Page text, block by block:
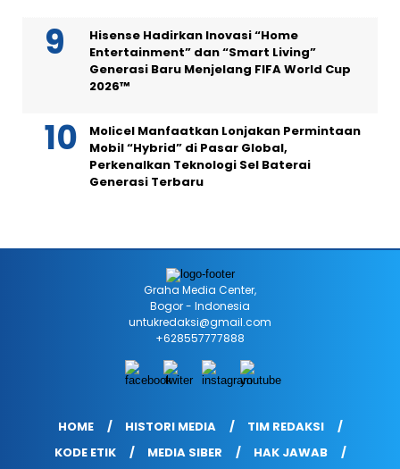
Hisense Hadirkan Inovasi “Home
Entertainment” dan “Smart Living”
Generasi Baru Menjelang FIFA World Cup
2026™
Molicel Manfaatkan Lonjakan Permintaan
Mobil “Hybrid” di Pasar Global,
Perkenalkan Teknologi Sel Baterai
Generasi Terbaru
Graha Media Center,
Bogor - Indonesia
untukredaksi@gmail.com
+628557777888
HOME HISTORI MEDIA
TIM REDAKSI
KODE ETIK
MEDIA SIBER HAK JAWAB